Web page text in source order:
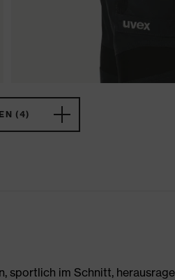
(4)
sportlich im Schnitt,